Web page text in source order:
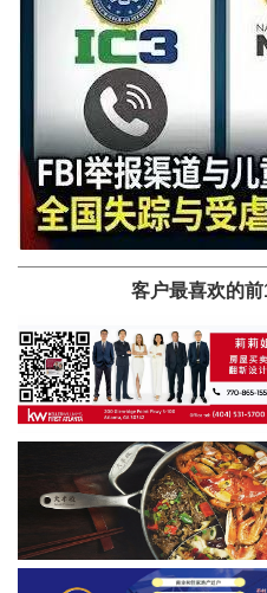
客户最喜欢的